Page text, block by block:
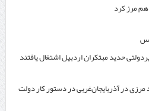
هم مرز کرد
مرزی در آذربایجان‌غربی در دستور کار دولت